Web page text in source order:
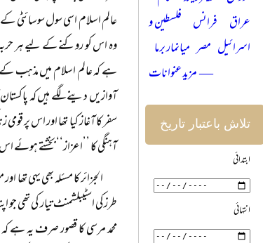
عالم اسلام اسی سول سوسائٹی
وہ اس کو روکنے کے لیے ہر
ہے کہ عالم اسلام میں مذہب
آوازیں دینے لگے ہیں کہ
سفر کا آغاز کیا تھا اور اس پر
آہنگی کا ’’اعزاز‘‘ بخشتے
الجزائر کا مسئلہ بھی یہی
طرز کی اسٹیبلشمنٹ تیار کی
محمد مرسی کا قصور صرف یہ ہے
عراق فرانس فلسطین و
اسرائیل مصر میانمار برما
— مزید عنوانات
تلاش باعتبار تاریخ
ابتدائی
انتہائی